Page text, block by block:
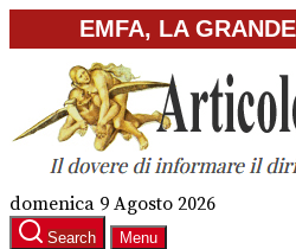
to
content
EMFA, LA
domenica 9 Agosto 2026
Search Menu